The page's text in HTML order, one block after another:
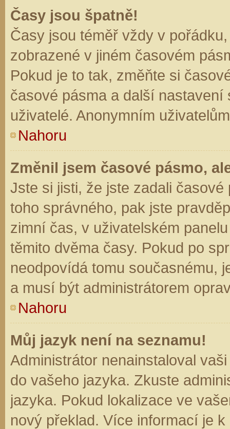
Časy jsou špatně!
Časy jsou téměř vždy v
zobrazené v jiném časovém
Pokud je to tak, změňte si
časové pásma a další
uživatelé. Anonymním
Nahoru
Změnil jsem časové pásmo,
Jste si jisti, že jste zadali
toho správného, pak jste
zimní čas, v uživatelském
těmito dvěma časy. Pokud po
neodpovídá tomu současnému,
a musí být administrátorem
Nahoru
Můj jazyk není na seznamu!
Administrátor nenainstaloval
do vašeho jazyka. Zkuste
jazyka. Pokud lokalizace ve
nový překlad. Více informací je